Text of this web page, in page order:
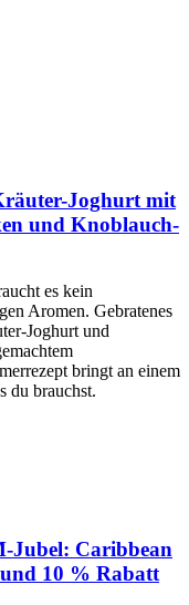
Joghurt mit
und Knoblauch-
es kein
Aromen. Gebratenes
Joghurt und
bringt an einem
du brauchst.
Jubel: Caribbean
10 % Rabatt